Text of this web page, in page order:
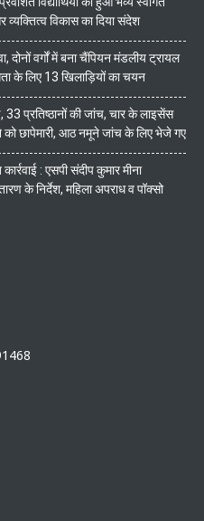
विकास का दिया संदेश
वर्गों में बना चैंपियन मंडलीय ट्रायल
के लिए 13 खिलाड़ियों का चयन
33 प्रतिष्ठानों की जांच, चार के लाइसेंस
को छापेमारी, आठ नमूने जांच के लिए भेजे गए
: एसपी संदीप कुमार मीना
के निर्देश, महिला अपराध व पॉक्सो